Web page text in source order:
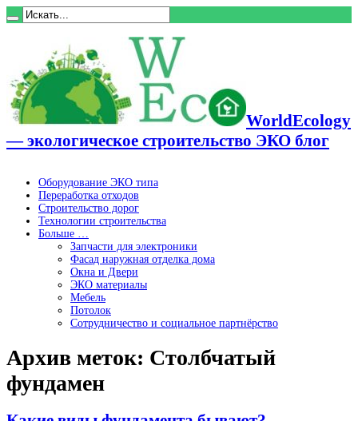
WorldEcology
— экологическое строительство ЭКО блог
Оборудование ЭКО типа
Переработка отходов
Строительство дорог
Технологии строительства
Больше …
Запчасти для электроники
Фасад наружная отделка дома
Окна и Двери
ЭКО материалы
Мебель
Потолок
Сотрудничество и социальное партнёрство
Архив меток: Столбчатый
фундамен